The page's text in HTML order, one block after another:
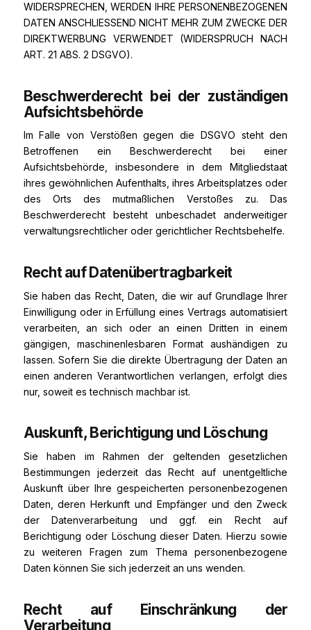
WIDERSPRECHEN, WERDEN IHRE PERSONENBEZOGENEN
DATEN ANSCHLIESSEND NICHT MEHR ZUM ZWECKE DER
DIREKTWERBUNG VERWENDET (WIDERSPRUCH NACH
ART. 21 ABS. 2 DSGVO).
Beschwerde­recht bei der zuständigen
Aufsichts­behörde
Im Falle von Verstößen gegen die DSGVO steht den
Betroffenen ein Beschwerderecht bei einer
Aufsichtsbehörde, insbesondere in dem Mitgliedstaat
ihres gewöhnlichen Aufenthalts, ihres Arbeitsplatzes oder
des Orts des mutmaßlichen Verstoßes zu. Das
Beschwerderecht besteht unbeschadet anderweitiger
verwaltungsrechtlicher oder gerichtlicher Rechtsbehelfe.
Recht auf Daten­übertrag­barkeit
Sie haben das Recht, Daten, die wir auf Grundlage Ihrer
Einwilligung oder in Erfüllung eines Vertrags automatisiert
verarbeiten, an sich oder an einen Dritten in einem
gängigen, maschinenlesbaren Format aushändigen zu
lassen. Sofern Sie die direkte Übertragung der Daten an
einen anderen Verantwortlichen verlangen, erfolgt dies
nur, soweit es technisch machbar ist.
Auskunft, Berichtigung und Löschung
Sie haben im Rahmen der geltenden gesetzlichen
Bestimmungen jederzeit das Recht auf unentgeltliche
Auskunft über Ihre gespeicherten personenbezogenen
Daten, deren Herkunft und Empfänger und den Zweck
der Datenverarbeitung und ggf. ein Recht auf
Berichtigung oder Löschung dieser Daten. Hierzu sowie
zu weiteren Fragen zum Thema personenbezogene
Daten können Sie sich jederzeit an uns wenden.
Recht auf Einschränkung der
Verarbeitung